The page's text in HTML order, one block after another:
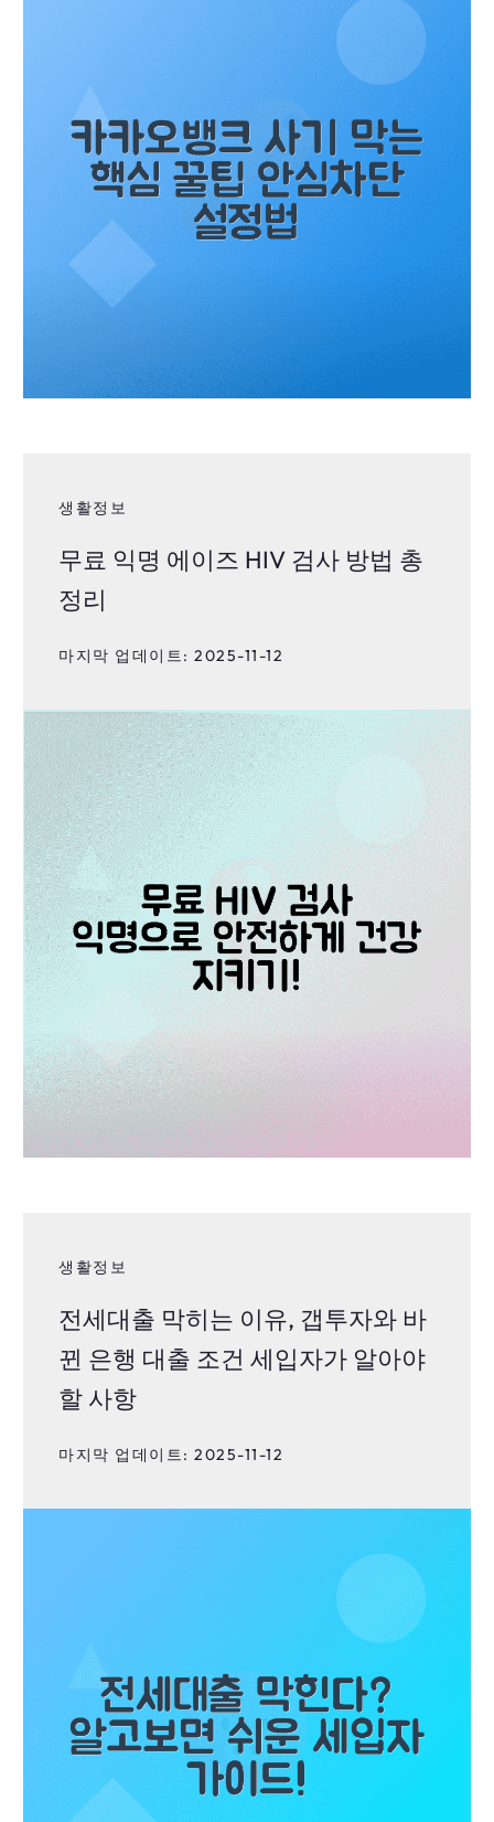
생활정보
무료 익명 에이즈 HIV 검사 방법 총
정리
마지막 업데이트: 2025-11-12
생활정보
전세대출 막히는 이유, 갭투자와 바
뀐 은행 대출 조건 세입자가 알아야
할 사항
마지막 업데이트: 2025-11-12